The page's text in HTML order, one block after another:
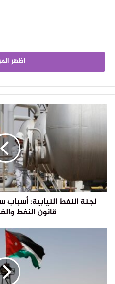
اظهر
لجنة النفط النيابية:
قانون النفط